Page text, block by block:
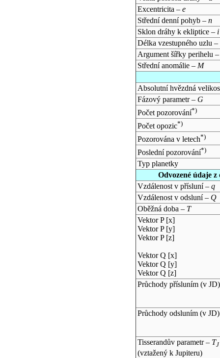
Excentricita – e
Střední denní pohyb – n
Sklon dráhy k ekliptice – i
Délka vzestupného uzlu –
Argument šířky perihelu
Střední anomálie – M
Absolutní hvězdná
Fázový parametr – G
Počet pozorování*)
Počet opozic*)
Pozorována v letech*)
Poslední pozorování*)
Typ planetky
Odvozené údaje
Vzdálenost v přísluní – q
Vzdálenost v odsluní – Q
Oběžná doba – T
Vektor P [x]
Vektor P [y]
Vektor P [z]
Vektor Q [x]
Vektor Q [y]
Vektor Q [z]
Průchody přísluním (v JD)
Průchody odsluním (v JD)
Tisserandův parametr – TJ
(vztažený k Jupiteru)